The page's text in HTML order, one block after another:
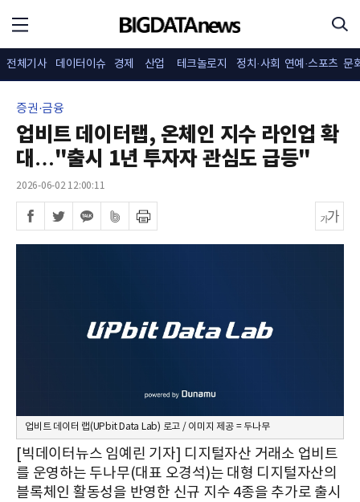
전체기사 데이터이슈 경제 산업 테크놀로지 정치·사회 연예·스포츠 문
증권·금융
업비트 데이터랩, 온체인 지수 라인업 확
대…"출시 1년 투자자 관심도 급등"
2026-06-02 12:00:11
업비트 데이터 랩(UPbit Data Lab) 로고 / 이미지 제공 = 두나무
[빅데이터뉴스 임예린 기자] 디지털자산 거래소 업비트
를 운영하는 두나무(대표 오경석)는 대형 디지털자산의
블록체인 활동성을 반영한 신규 지수 4종을 추가로 출시